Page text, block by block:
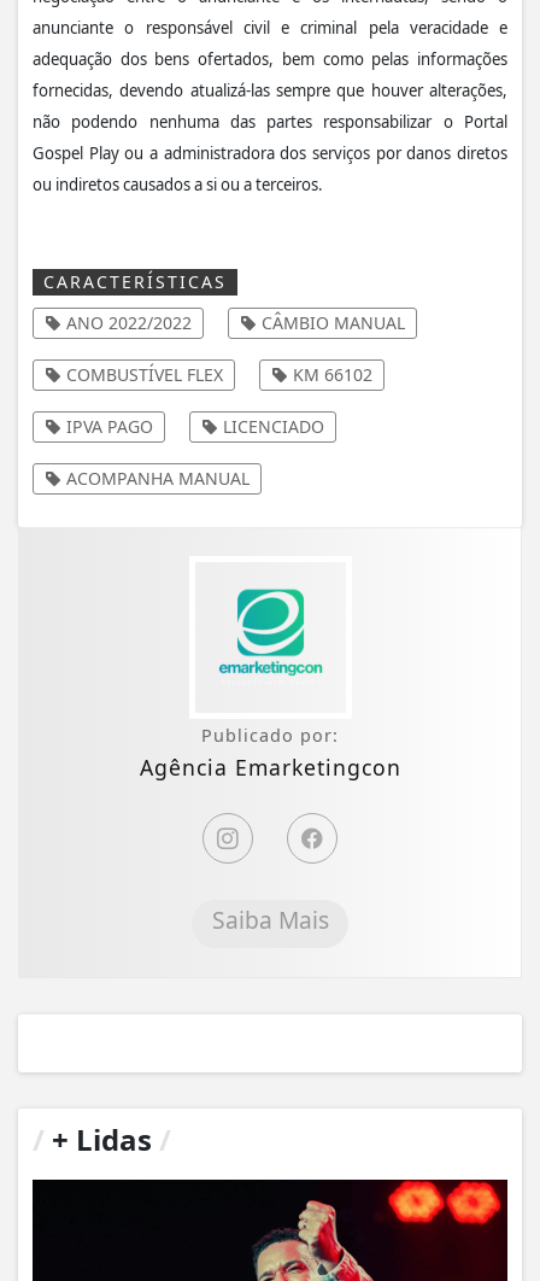
anunciante o responsável civil e criminal pela veracidade e
adequação dos bens ofertados, bem como pelas informações
fornecidas, devendo atualizá-las sempre que houver alterações,
não podendo nenhuma das partes responsabilizar o Portal
Gospel Play ou a administradora dos serviços por danos diretos
ou indiretos causados a si ou a terceiros.
CARACTERÍSTICAS
ANO 2022/2022
CÂMBIO MANUAL
COMBUSTÍVEL FLEX KM 66102
IPVA PAGO LICENCIADO
ACOMPANHA MANUAL
Publicado por:
Agência Emarketingcon
Saiba Mais
/ + Lidas /